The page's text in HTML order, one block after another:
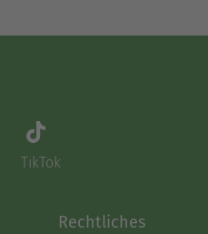
TikTok
Rechtliches